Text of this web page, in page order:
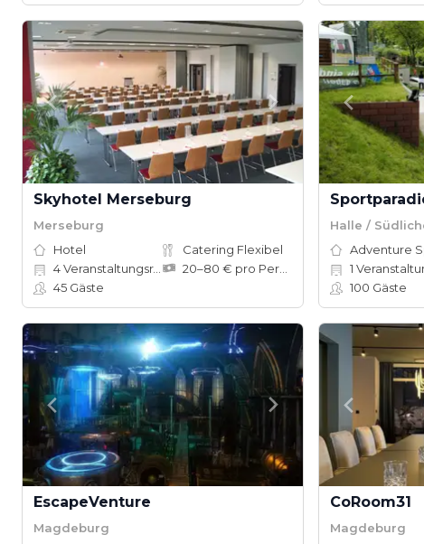
Skyhotel Merseburg
Merseburg
Hotel
Catering Flexibel
4Veranstaltungsräume
45 Gäste
Halle /
1
100 Gäste
EscapeVenture
Magdeburg
CoRoom31
Magdeburg